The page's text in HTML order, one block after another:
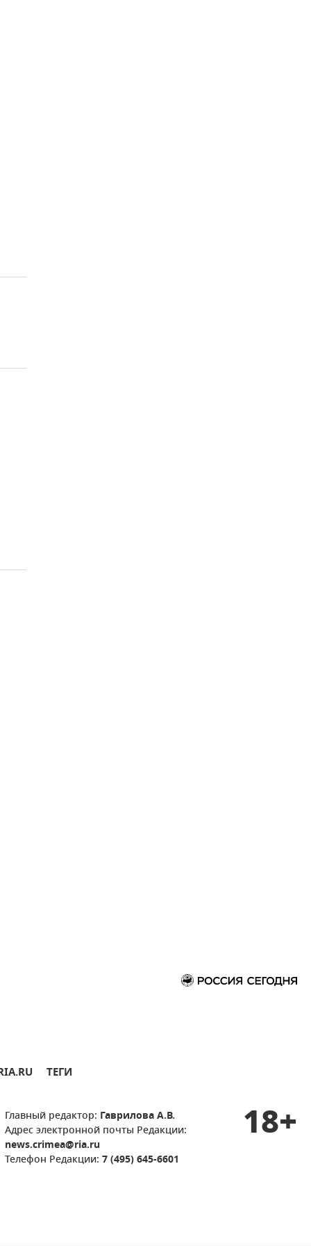
ТЕГИ
Главный редактор: Гаврилова А.В.
Адрес электронной почты Редакции:
news.crimea@ria.ru
Телефон Редакции: 7 (495) 645-6601
18+